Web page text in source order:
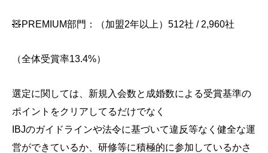
🧸PREMIUM部門：（加盟2年以上）512社 / 2,960社
（全体受賞率13.4%）
選定に関しては、新規入会数と成婚数による受賞基準の
ポイントをクリアしてるだけでなく
IBJのガイドラインや法令に基づいて違反等なく健全な運
営ができているか、研修等に積極的に参加しているかさ